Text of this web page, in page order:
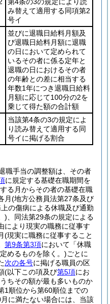
み替えて適用する同項第2
号イ
並びに退職日給料月額及
び退職日給料月額に退職
の日において定められて
いるその者に係る定年と
退職の日におけるその者
の年齢との差に相当する
年数1年につき退職日給料
月額に応じて100分の2を
乗じて得た額の合計額
当該第4条の3の規定によ
り読み替えて適用する同
号イに掲げる割合
職手当の調整額は、その者
に規定する基礎在職期間を
る月からその者の基礎在職
月(地方公務員法第27条及び
の傷病による休職及び通勤
) 、同法第29条の規定による
により現実の職務に従事す
(現実に職務に従事すること
第9条第3項において「休職
めるものを除く。)ごとに
次の各号に掲げる職員の区
(以下この項及び第5項にお
ちその額が最も多いものか
1順位から第60順位までの
に満たない場合には、当該